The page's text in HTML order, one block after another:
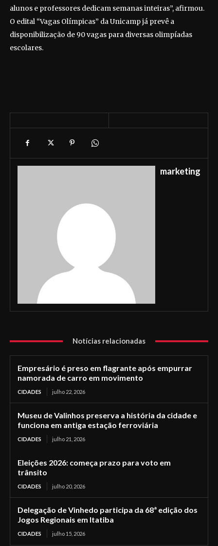
alunos e professores dedicam semanas inteiras”, afirmou.
O edital “Vagas Olímpicas” da Unicamp já prevê a
disponibilização de 90 vagas para diversas olimpíadas
escolares.
marketing
Notícias relacionadas
Empresário é preso em flagrante após empurrar
namorada de carro em movimento
CIDADES julho 22, 2026
Museu de Valinhos preserva a história da cidade e
funciona em antiga estação ferroviária
CIDADES julho 21, 2026
Eleições 2026: começa prazo para voto em
trânsito
CIDADES julho 20, 2026
Delegação de Vinhedo participa da 68ª edição dos
Jogos Regionais em Itatiba
CIDADES julho 15, 2026